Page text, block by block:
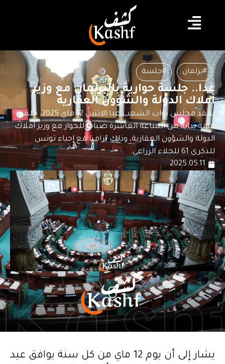
#برلمان #جلسة
غدا.. جلسة حوارية بالبرلمان مع وزير
أملاك الدولة والشؤون العقارية
يعقد مجلس نواب الشعب غدا الاثنين 12 ماي 2025، جلسة
عامة بداية من الساعة العاشرة صباحا للحوار مع وزير أملاك
الدولة والشؤون العقارية، وذلك تزامنا مع إحياء تونس
للذكرى 61 للجلاء الزراعي.
2025.05.11
يشار إلى أن يوم 12 ماي من كل سنة يوافق عيد